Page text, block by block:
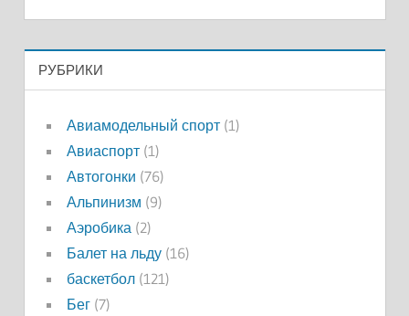
РУБРИКИ
Авиамодельный спорт(1)
Авиаспорт(1)
Автогонки (76)
Альпинизм (9)
Аэробика (2)
Балет на льду(16)
баскетбол(121)
Бег(7)